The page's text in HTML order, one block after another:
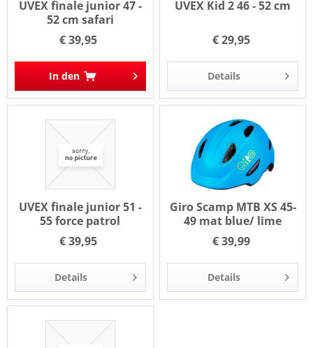
UVEX finale junior 47 -
52 cm safari
€ 39,95
In den
UVEX Kid 2 46 - 52 cm
€ 29,95
Details
UVEX finale junior 51 -
55 force patrol
€ 39,95
Details
Giro Scamp MTB XS 45-
49 mat blue/ lime
€ 39,99
Details